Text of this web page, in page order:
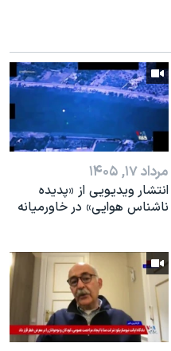
مرداد ۱۷, ۱۴۰۵
انتشار ویدیویی از «پدیده‌
ناشناس هوایی» در خاورمیانه